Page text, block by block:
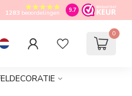
1283beoordelingen 9.7
0